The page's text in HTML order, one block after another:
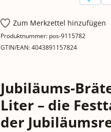
Zum Merkzettel hinzufügen
Produktnummer: pos-9115782
GTIN/EAN:4043891157824
Jubiläums-
Liter – die
der